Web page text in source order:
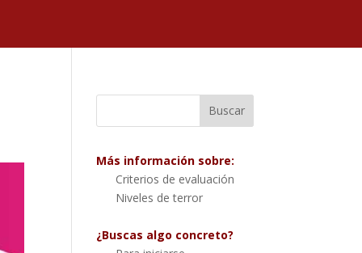
Más información sobre:
Criterios de evaluación
Niveles de terror
¿Buscas algo concreto?